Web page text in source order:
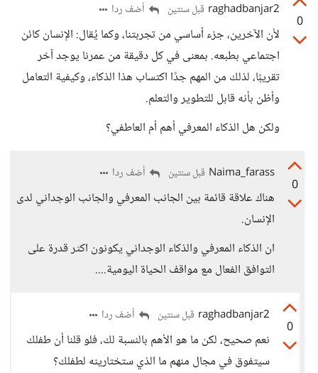
0
raghadbanjar2 قبل سنتين أضف ردا
لأن الآخرين، جزء أساسي من تجربتنا، وكما يُقال: الإنسان كائن
اجتماعي بطبعه. بمعنى في كل دقيقة من عمرنا يوجد آخر
تقريبًا، لذلك من المهم جدًا اكتساب هذا الذكاء، وكيفية التعامل
وأظن بأنه قابل للتطوير والتعلم.
ولكن هل الذكاء المعرفي أهم أم العاطفي؟
0
Naima_farass قبل سنتين أضف ردا
هناك علاقة قائمة بين الجانب المعرفي والجانب الوجداني لدى
الإنسان.
ان الذكاء المعرفي والذكاء الوجداني يكونون اكثر قدرة على
التوافق الفعال مع مواقف الحياة اليومية....
0
raghadbanjar2 قبل سنتين أضف ردا
نعم صحيح، لكن ما هو الأهم بالنسبة لك، فلو قلنا أن طفلك
سيتفوق في مجال منهم ما الذي ستختارينه لطفلك؟